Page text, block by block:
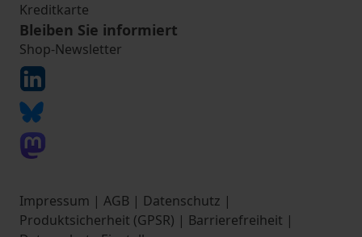
Kreditkarte
Bleiben Sie informiert
Shop-Newsletter
Impressum | AGB | Datenschutz |
Produktsicherheit (GPSR) | Barrierefreiheit |